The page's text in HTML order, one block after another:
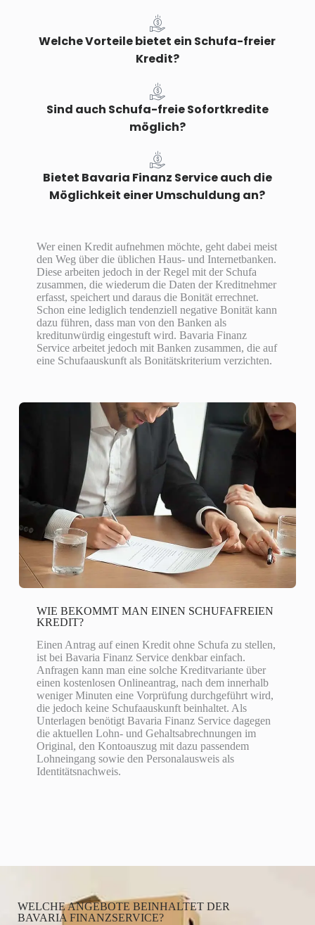
Wer einen Kredit aufnehmen möchte, geht dabei meist
den Weg über die üblichen Haus- und Internetbanken.
Diese arbeiten jedoch in der Regel mit der Schufa
zusammen, die wiederum die Daten der Kreditnehmer
erfasst, speichert und daraus die Bonität errechnet.
Schon eine lediglich tendenziell negative Bonität kann
dazu führen, dass man von den Banken als
kreditunwürdig eingestuft wird. Bavaria Finanz
Service arbeitet jedoch mit Banken zusammen, die auf
eine Schufaauskunft als Bonitätskriterium verzichten.
Welche Vorteile bietet ein Schufa-freier
Kredit?
Sind auch Schufa-freie Sofortkredite
möglich?
Bietet Bavaria Finanz Service auch die
Möglichkeit einer Umschuldung an?
WIE BEKOMMT MAN EINEN SCHUFAFREIEN
KREDIT?
Einen Antrag auf einen Kredit ohne Schufa zu stellen,
ist bei Bavaria Finanz Service denkbar einfach.
Anfragen kann man eine solche Kreditvariante über
einen kostenlosen Onlineantrag, nach dem innerhalb
weniger Minuten eine Vorprüfung durchgeführt wird,
die jedoch keine Schufaauskunft beinhaltet. Als
Unterlagen benötigt Bavaria Finanz Service dagegen
die aktuellen Lohn- und Gehaltsabrechnungen im
Original, den Kontoauszug mit dazu passendem
Lohneingang sowie den Personalausweis als
Identitätsnachweis.
WELCHE ANGEBOTE BEINHALTET DER
BAVARIA FINANZSERVICE?